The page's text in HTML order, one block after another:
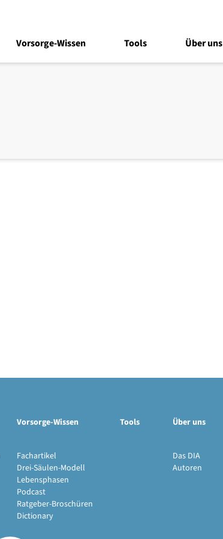
Vorsorge-Wissen Tools Über uns
Vorsorge-Wissen
Fachartikel
Drei-Säulen-Modell
Lebensphasen
Podcast
Ratgeber-Broschüren
Dictionary
Tools Über uns
Das DIA
Autoren